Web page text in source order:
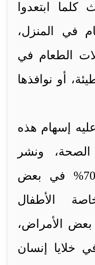
كلما ابتعدوا
في المنزل،
الطعام في
أو نوافذها
إسهام هذه
ونشر
السمنة التي ناهزت 70% في بعض
الأطفال
الأمراض،
خلايا إنسان